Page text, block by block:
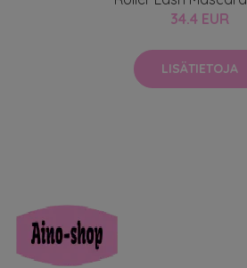
34.4 EUR
LISÄTIETOJA